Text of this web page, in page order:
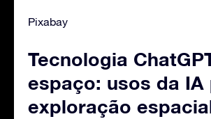
Pixabay
Tecnologia
espaço: usos da IA
exploração